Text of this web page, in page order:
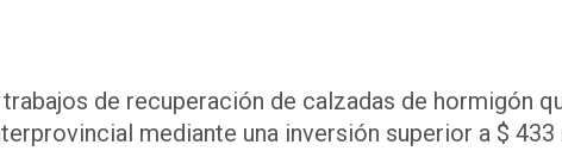
de recuperación de calzadas de hormigón
mediante una inversión superior a $ 433